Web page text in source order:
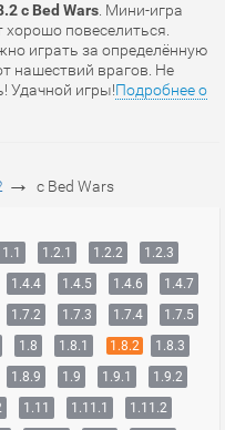
с Bed Wars . Мини-игра
повеселиться.
играть за определённую
нашествий врагов. Не
Удачной игры!Подробнее о
→ с Bed Wars
1.1 1.2.1 1.2.2
1.2.3
1.4.4 1.4.5 1.4.6
1.4.7
1.7.2 1.7.3 1.7.4
1.7.5
1.8 1.8.1 1.8.2
1.8.3
1.8.9 1.9 1.9.1
1.9.2
1.11 1.11.1
1.11.2